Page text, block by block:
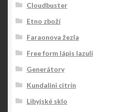
Cloudbuster
Etno zboží
Faraonova žezla
Free form lápis lazuli
Generátory
Kundalini citrín
Libyjské sklo